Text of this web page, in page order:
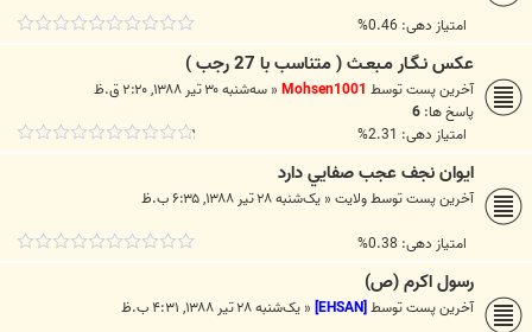
امتیاز دهی: 0.46%
عكس نـگـار مـبعـث ( متناسب با 27 رجب )
آخرین پست توسطMohsen1001
« سه‌شنبه ۳۰ تیر ۱۳۸۸, ۲:۲۰ ق.ظ
پاسخ ها: 6
امتیاز دهی: 2.31%
ايوان نجف عجب صفايي دارد
آخرین پست توسطولایت« یک‌شنبه ۲۸ تیر ۱۳۸۸, ۶:۳۵ ب.ظ
امتیاز دهی: 0.38%
رسول اكرم (ص)
آخرین پست توسط[EHSAN]
« یک‌شنبه ۲۸ تیر ۱۳۸۸, ۴:۳۱ ب.ظ